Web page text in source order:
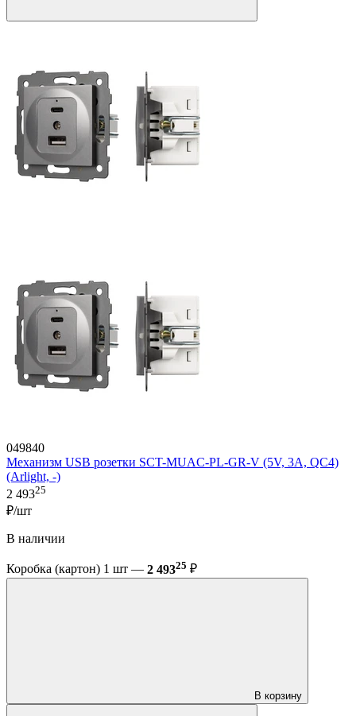
049840
Механизм USB розетки SCT-MUAC-PL-GR-V (5V, 3A, QC4)
(Arlight, -)
2 49325
₽/шт
В наличии
Коробка (картон) 1 шт — 2 49325 ₽
В корзину